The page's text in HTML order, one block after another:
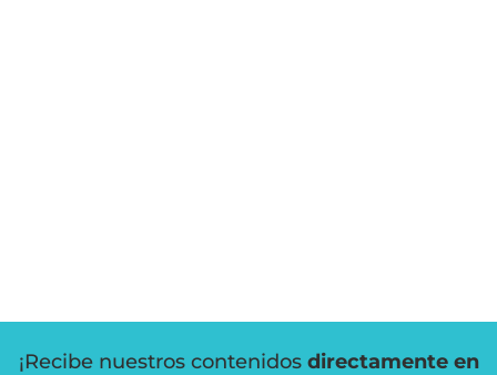
¡Recibe nuestros contenidos directamente en